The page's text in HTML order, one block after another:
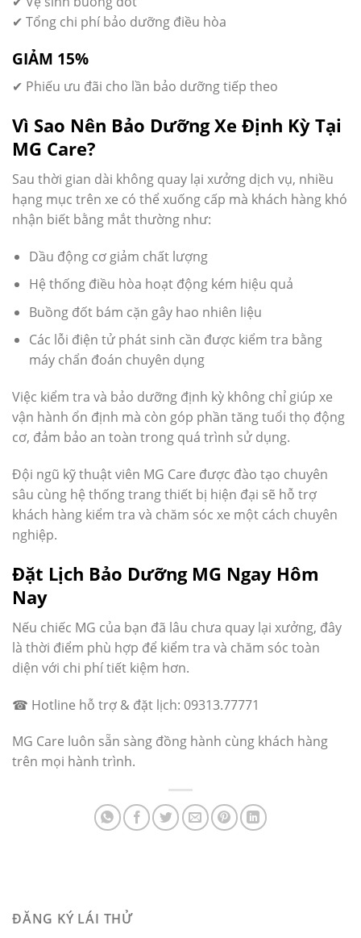
✔ Tổng chi phí bảo dưỡng điều hòa
GIẢM 15%
✔ Phiếu ưu đãi cho lần bảo dưỡng tiếp theo
Vì Sao Nên Bảo Dưỡng Xe Định Kỳ Tại
MG Care?
Sau thời gian dài không quay lại xưởng dịch vụ, nhiều
hạng mục trên xe có thể xuống cấp mà khách hàng khó
nhận biết bằng mắt thường như:
Dầu động cơ giảm chất lượng
Hệ thống điều hòa hoạt động kém hiệu quả
Buồng đốt bám cặn gây hao nhiên liệu
Các lỗi điện tử phát sinh cần được kiểm tra bằng
máy chẩn đoán chuyên dụng
Việc kiểm tra và bảo dưỡng định kỳ không chỉ giúp xe
vận hành ổn định mà còn góp phần tăng tuổi thọ động
cơ, đảm bảo an toàn trong quá trình sử dụng.
Đội ngũ kỹ thuật viên MG Care được đào tạo chuyên
sâu cùng hệ thống trang thiết bị hiện đại sẽ hỗ trợ
khách hàng kiểm tra và chăm sóc xe một cách chuyên
nghiệp.
Đặt Lịch Bảo Dưỡng MG Ngay Hôm
Nay
Nếu chiếc MG của bạn đã lâu chưa quay lại xưởng, đây
là thời điểm phù hợp để kiểm tra và chăm sóc toàn
diện với chi phí tiết kiệm hơn.
☎ Hotline hỗ trợ & đặt lịch: 09313.77771
MG Care luôn sẵn sàng đồng hành cùng khách hàng
trên mọi hành trình.
ĐĂNG KÝ LÁI THỬ